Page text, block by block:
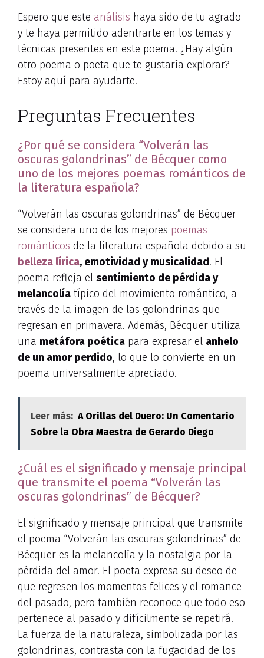
Espero que este análisis haya sido de tu agrado
y te haya permitido adentrarte en los temas y
técnicas presentes en este poema. ¿Hay algún
otro poema o poeta que te gustaría explorar?
Estoy aquí para ayudarte.
Preguntas Frecuentes
¿Por qué se considera “Volverán las
oscuras golondrinas” de Bécquer como
uno de los mejores poemas románticos de
la literatura española?
“Volverán las oscuras golondrinas” de Bécquer
se considera uno de los mejores poemas
románticos de la literatura española debido a su
belleza lírica, emotividad y musicalidad. El
poema refleja el sentimiento de pérdida y
melancolía típico del movimiento romántico, a
través de la imagen de las golondrinas que
regresan en primavera. Además, Bécquer utiliza
una metáfora poética para expresar el anhelo
de un amor perdido, lo que lo convierte en un
poema universalmente apreciado.
Leer más: A Orillas del Duero: Un Comentario
Sobre la Obra Maestra de Gerardo Diego
¿Cuál es el significado y mensaje principal
que transmite el poema “Volverán las
oscuras golondrinas” de Bécquer?
El significado y mensaje principal que transmite
el poema “Volverán las oscuras golondrinas” de
Bécquer es la melancolía y la nostalgia por la
pérdida del amor. El poeta expresa su deseo de
que regresen los momentos felices y el romance
del pasado, pero también reconoce que todo eso
pertenece al pasado y difícilmente se repetirá.
La fuerza de la naturaleza, simbolizada por las
golondrinas, contrasta con la fugacidad de los